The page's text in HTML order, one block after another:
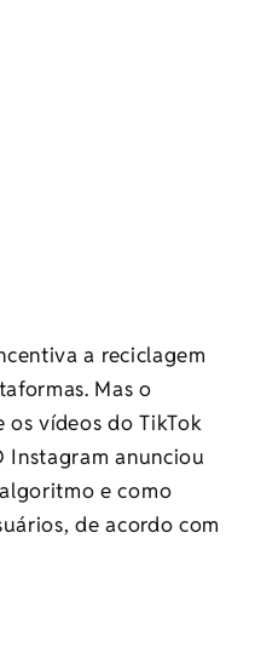
a reciclagem
Mas o
vídeos do TikTok
Instagram anunciou
e como
de acordo com